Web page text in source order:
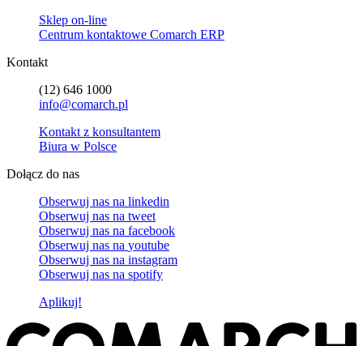
Sklep on-line
Centrum kontaktowe Comarch ERP
Kontakt
(12) 646 1000
info@comarch.pl
Kontakt z konsultantem
Biura w Polsce
Dołącz do nas
Obserwuj nas na linkedin
Obserwuj nas na tweet
Obserwuj nas na facebook
Obserwuj nas na youtube
Obserwuj nas na instagram
Obserwuj nas na spotify
Aplikuj!